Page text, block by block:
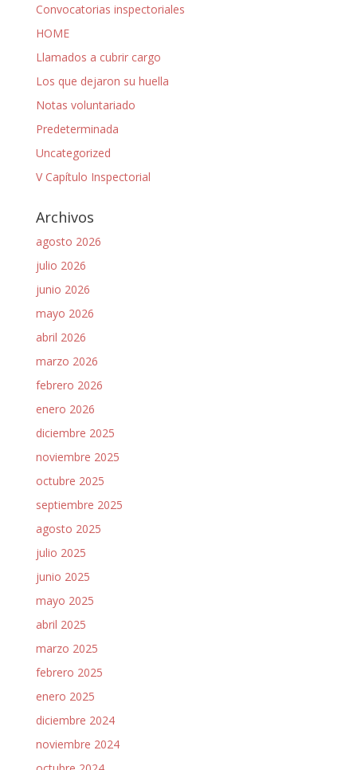
Convocatorias inspectoriales
HOME
Llamados a cubrir cargo
Los que dejaron su huella
Notas voluntariado
Predeterminada
Uncategorized
V Capítulo Inspectorial
Archivos
agosto 2026
julio 2026
junio 2026
mayo 2026
abril 2026
marzo 2026
febrero 2026
enero 2026
diciembre 2025
noviembre 2025
octubre 2025
septiembre 2025
agosto 2025
julio 2025
junio 2025
mayo 2025
abril 2025
marzo 2025
febrero 2025
enero 2025
diciembre 2024
noviembre 2024